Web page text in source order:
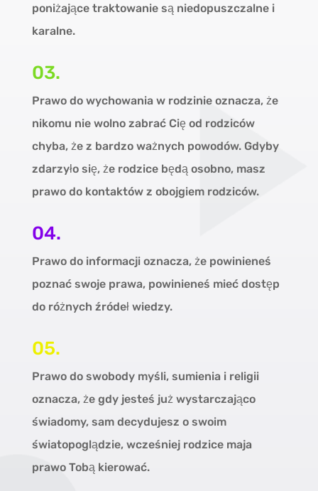
poniżające traktowanie są niedopuszczalne i
karalne.
03.
Prawo do wychowania w rodzinie oznacza, że
nikomu nie wolno zabrać Cię od rodziców
chyba, że z bardzo ważnych powodów. Gdyby
zdarzyło się, że rodzice będą osobno, masz
prawo do kontaktów z obojgiem rodziców.
04.
Prawo do informacji oznacza, że powinieneś
poznać swoje prawa, powinieneś mieć dostęp
do różnych źródeł wiedzy.
05.
Prawo do swobody myśli, sumienia i religii
oznacza, że gdy jesteś już wystarczająco
świadomy, sam decydujesz o swoim
światopoglądzie, wcześniej rodzice maja
prawo Tobą kierować.